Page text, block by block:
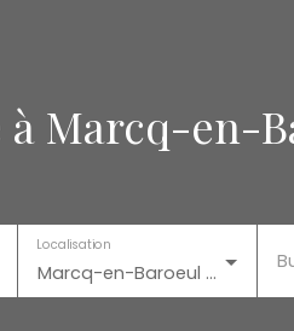
Marcq-en-
Marcq-en-Baroeul (59700)
Localisation